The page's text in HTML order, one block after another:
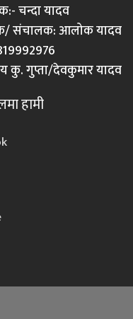
चन्दा यादव
संचालक: आलोक यादव
कु. गुप्ता/देवकुमार यादव
हामी